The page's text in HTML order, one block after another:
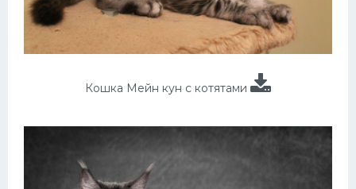
Кошка Мейн кун с котятами